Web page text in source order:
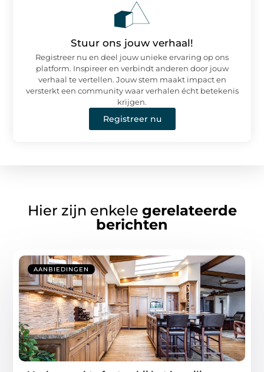
Stuur ons jouw verhaal!
Registreer nu en deel jouw unieke ervaring op ons
platform. Inspireer en verbindt anderen door jouw
verhaal te vertellen. Jouw stem maakt impact en
versterkt een community waar verhalen écht betekenis
krijgen.
Registreer nu
Hier zijn enkele gerelateerde
berichten
AANBIEDINGEN